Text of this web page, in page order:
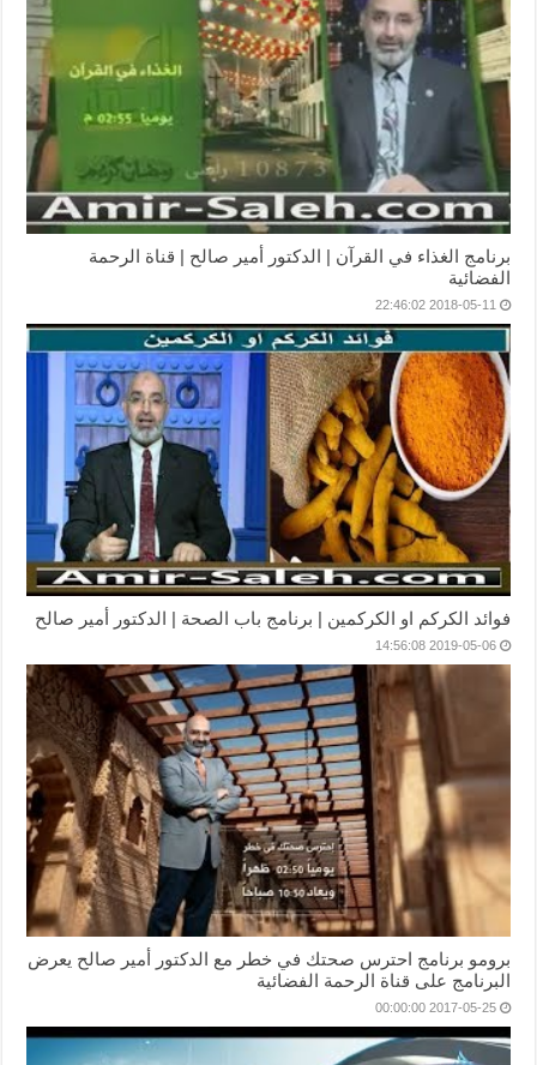
برنامج الغذاء في القرآن | الدكتور أمير صالح | قناة الرحمة
الفضائية
2018-05-11 22:46:02
فوائد الكركم او الكركمين | برنامج باب الصحة | الدكتور أمير صالح
2019-05-06 14:56:08
برومو برنامج احترس صحتك في خطر مع الدكتور أمير صالح يعرض
البرنامج على قناة الرحمة الفضائية
2017-05-25 00:00:00